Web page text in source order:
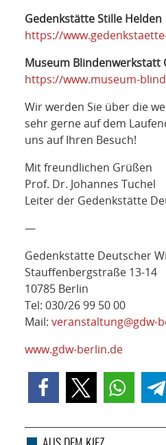
Gedenkstätte Stille Helden
https://
Museum Blindenwerkstatt
https://www.museum-
Wir werden Sie über die
sehr gerne auf dem
uns auf Ihren Besuch!
Mit freundlichen Grüßen
Prof. Dr. Johannes Tuchel
Leiter der Gedenkstätte
—
Gedenkstätte Deutscher
Stauffenbergstraße 13-14
10785 Berlin
Tel: 030/26 99 50 00
Mail: veranstaltung@gdw-
www.gdw-berlin.de